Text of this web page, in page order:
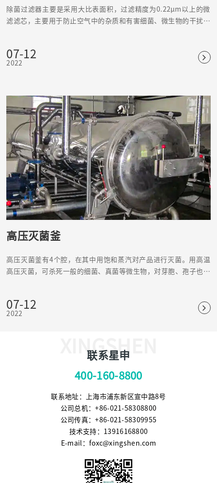
除菌过滤器主要是采用大比表面积，过滤精度为0.22μm以上的微
滤滤芯，主要用于防止空气中的杂质和有害细菌、微生物的干扰，
07-12
2022
高压灭菌釜
高压灭菌釜有4个腔，在其中用饱和蒸汽对产品进行灭菌。用高温
高压灭菌，可杀死一般的细菌、真菌等微生物，对芽胞、孢子也有
07-12
2022
XINGSHEN
联系星申
400-160-8800
联系地址：上海市浦东新区宣中路8号
公司总机：+86-021-58308800
公司传真：+86-021-58309955
技术支持：13916168800
E-mail：foxc@xingshen.com